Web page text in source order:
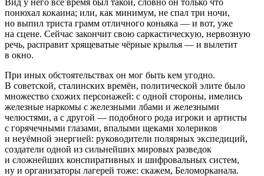
понюхал кокаина; или, как минимум, не спал три ночи,
но выпил триста грамм отличного коньяка — и вот, уже
на сцене. Сейчас закончит свою саркастическую, нервозную
речь, расправит хрящеватые чёрные крылья — и вылетит
в окно.
При иных обстоятельствах он мог быть кем угодно.
В советской, сталинских времён, политической элите было
множество схожих персонажей: с одной стороны, имелись
железные наркомы с железными лбами и железными
челюстями, а с другой — подобного рода игроки и артисты
с горячечными глазами, впалыми щеками холериков
и неуёмной энергией: руководители полярных экспедиций,
создатели одной из сильнейших мировых разведок
и сложнейших конспиративных и шифровальных систем,
ну и организаторы лагерей тоже: скажем, Беломорканала.